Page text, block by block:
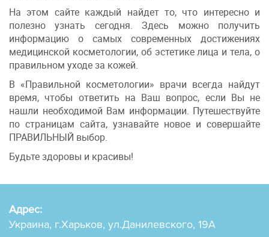
На этом сайте каждый найдет то, что интересно и
полезно узнать сегодня. Здесь можно получить
информацию о самых современных достижениях
медицинской косметологии, об эстетике лица и тела, о
правильном уходе за кожей.
В «Правильной косметологии» врачи всегда найдут
время, чтобы ответить на Ваш вопрос, если Вы не
нашли необходимой Вам информации. Путешествуйте
по страницам сайта, узнавайте новое и совершайте
ПРАВИЛЬНЫЙ выбор.
Будьте здоровы и красивы!
Адрес:
Украина, г.Харьков, ул.Данилевского, 19А